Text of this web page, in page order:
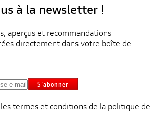
à la newsletter !
aperçus et recommandations
directement dans votre boîte de
S'abonner
termes et conditions de la politique de